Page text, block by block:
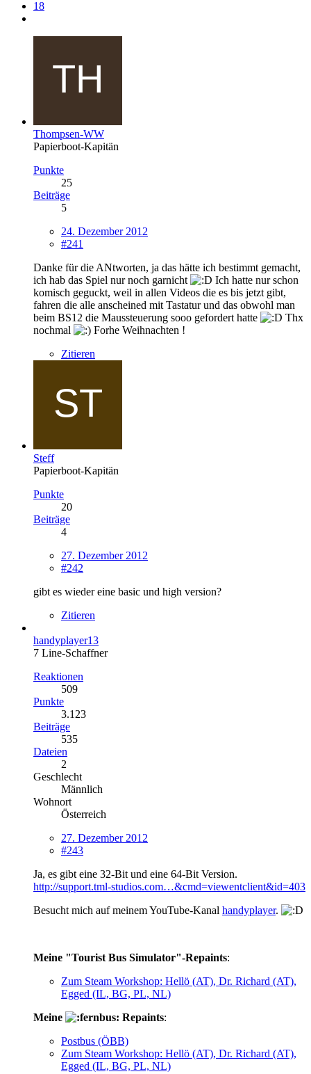
18
Thompsen-WW
Papierboot-Kapitän
Punkte
25
Beiträge
5
24. Dezember 2012
#241
Danke für die ANtworten, ja das hätte ich bestimmt gemacht,
ich hab das Spiel nur noch garnicht
Ich hatte nur schon
komisch geguckt, weil in allen Videos die es bis jetzt gibt,
fahren die alle anscheined mit Tastatur und das obwohl man
beim BS12 die Maussteuerung sooo gefordert hatte
Thx
nochmal
Forhe Weihnachten !
Zitieren
Steff
Papierboot-Kapitän
Punkte
20
Beiträge
4
27. Dezember 2012
#242
gibt es wieder eine basic und high version?
Zitieren
handyplayer13
7 Line-Schaffner
Reaktionen
509
Punkte
3.123
Beiträge
535
Dateien
2
Geschlecht
Männlich
Wohnort
Österreich
27. Dezember 2012
#243
Ja, es gibt eine 32-Bit und eine 64-Bit Version.
http://support.tml-studios.com…&cmd=viewentclient&id=403
Besucht mich auf meinem YouTube-Kanal handyplayer.
Meine "Tourist Bus Simulator"-Repaints:
Zum Steam Workshop: Hellö (AT), Dr. Richard (AT),
Egged (IL, BG, PL, NL)
Meine
Repaints:
Postbus (ÖBB)
Zum Steam Workshop: Hellö (AT), Dr. Richard (AT),
Egged (IL, BG, PL, NL)